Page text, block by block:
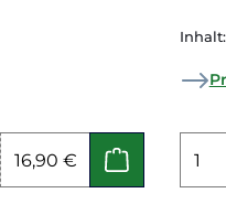
Inhalt: